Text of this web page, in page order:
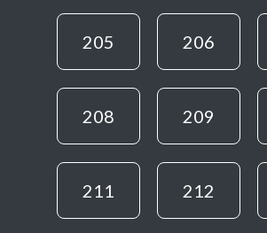
205 206
208 209
211 212